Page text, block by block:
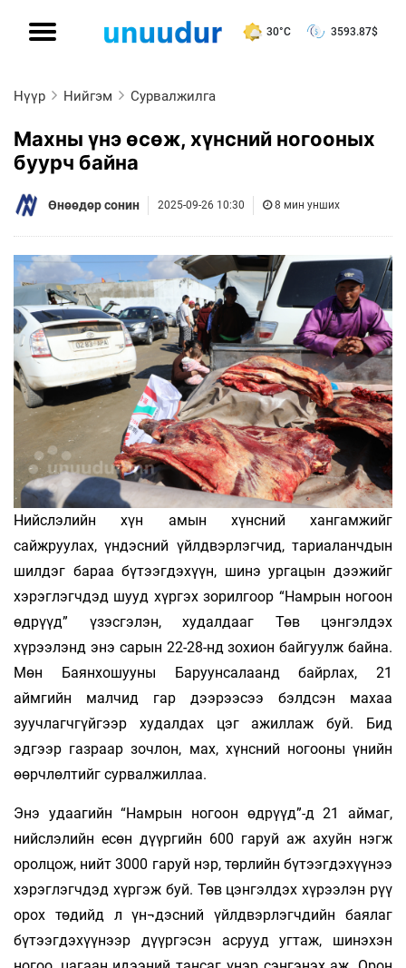
30°C 3593.87$
Нүүр Нийгэм Сурвалжилга
Махны үнэ өсөж, хүнсний ногооных
буурч байна
Өнөөдөр сонин 2025-09-26 10:30 8 мин унших
Нийслэлийн хүн амын хүнсний хангамжийг
сайжруулах, үндэсний үйлдвэрлэгчид, тариаланчдын
шилдэг бараа бүтээгдэхүүн, шинэ ургацын дээжийг
хэрэглэгчдэд шууд хүргэх зорилгоор “Намрын ногоон
өдрүүд” үзэсгэлэн, худалдааг Төв цэнгэлдэх
хүрээлэнд энэ сарын 22-28-нд зохион байгуулж байна.
Мөн Баянхошууны Баруунсалаанд байрлах, 21
аймгийн малчид гар дээрээсээ бэлдсэн махаа
зуучлагчгүйгээр худалдах цэг ажиллаж буй. Бид
эдгээр газраар зочлон, мах, хүнсний ногооны үнийн
өөрчлөлтийг сурвалжиллаа.
Энэ удаагийн “Намрын ногоон өдрүүд”-д 21 аймаг,
нийслэлийн есөн дүүргийн 600 гаруй аж ахуйн нэгж
оролцож, нийт 3000 гаруй нэр, төрлийн бүтээгдэхүүнээ
хэрэглэгчдэд хүргэж буй. Төв цэнгэлдэх хүрээлэн рүү
орох төдийд л үн¬дэсний үйлдвэрлэгчдийн баялаг
бүтээгдэхүүнээр дүүргэсэн асрууд угтаж, шинэхэн